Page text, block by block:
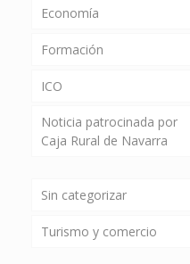
Economía
Formación
ICO
Noticia patrocinada por
Caja Rural de Navarra
Sin categorizar
Turismo y comercio